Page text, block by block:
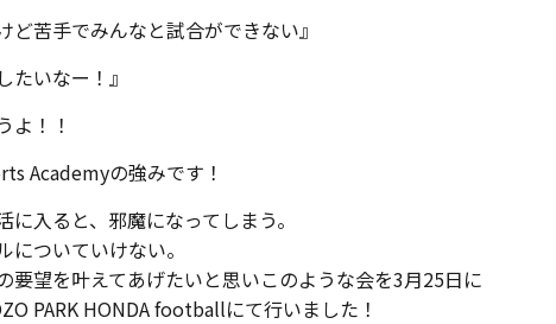
ど苦手でみんなと試合ができない』
たいなー！』
よ！！
Academyの強みです！
に入ると、邪魔になってしまう。
についていけない。
要望を叶えてあげたいと思いこのような会を3月25日に
PARK HONDA footballにて行いました！